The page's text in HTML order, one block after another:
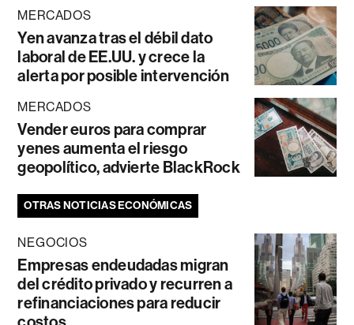
MERCADOS
Yen avanza tras el débil dato
laboral de EE.UU. y crece la
alerta por posible intervención
MERCADOS
Vender euros para comprar
yenes aumenta el riesgo
geopolítico, advierte BlackRock
OTRAS NOTICIAS ECONÓMICAS
NEGOCIOS
Empresas endeudadas migran
del crédito privado y recurren a
refinanciaciones para reducir